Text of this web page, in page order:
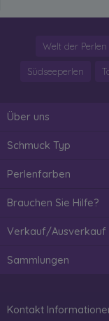
Welt der Perlen
Südseeperlen
Über uns
Schmuck Typ
Perlenfarben
Brauchen Sie Hilfe?
Verkauf/Ausverkauf
Sammlungen
Kontakt